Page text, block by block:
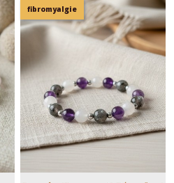
fibromyalgie